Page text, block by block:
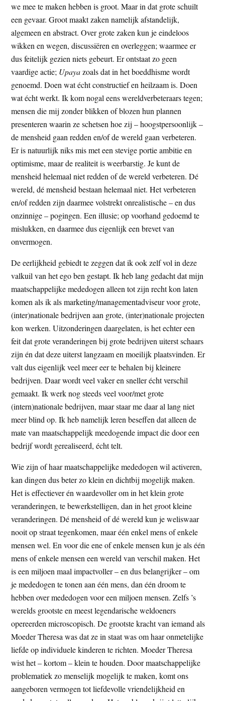
we mee te maken hebben is groot. Maar in dat grote schuilt
een gevaar. Groot maakt zaken namelijk afstandelijk,
algemeen en abstract. Over grote zaken kun je eindeloos
wikken en wegen, discussiëren en overleggen; waarmee er
dus feitelijk gezien niets gebeurt. Er ontstaat zo geen
vaardige actie; Upayazoals dat in het boeddhisme wordt
genoemd. Doen wat écht constructief en heilzaam is. Doen
wat écht werkt. Ik kom nogal eens wereldverbeteraars tegen;
mensen die mij zonder blikken of blozen hun plannen
presenteren waarin ze schetsen hoe zij – hoogstpersoonlijk –
de mensheid gaan redden en/of de wereld gaan verbeteren.
Er is natuurlijk niks mis met een stevige portie ambitie en
optimisme, maar de realiteit is weerbarstig. Je kunt de
mensheid helemaal niet redden of de wereld verbeteren. Dé
wereld, dé mensheid bestaan helemaal niet. Het verbeteren
en/of redden zijn daarmee volstrekt onrealistische – en dus
onzinnige – pogingen. Een illusie; op voorhand gedoemd te
mislukken, en daarmee dus eigenlijk een brevet van
onvermogen.
De eerlijkheid gebiedt te zeggen dat ik ook zelf vol in deze
valkuil van het ego ben gestapt. Ik heb lang gedacht dat mijn
maatschappelijke mededogen alleen tot zijn recht kon laten
komen als ik als marketing/managementadviseur voor grote,
(inter)nationale bedrijven aan grote, (inter)nationale projecten
kon werken. Uitzonderingen daargelaten, is het echter een
feit dat grote veranderingen bij grote bedrijven uiterst schaars
zijn én dat deze uiterst langzaam en moeilijk plaatsvinden. Er
valt dus eigenlijk veel meer eer te behalen bij kleinere
bedrijven. Daar wordt veel vaker en sneller écht verschil
gemaakt. Ik werk nog steeds veel voor/met grote
(intern)nationale bedrijven, maar staar me daar al lang niet
meer blind op. Ik heb namelijk leren beseffen dat alleen de
mate van maatschappelijk meedogende impact die door een
bedrijf wordt gerealiseerd, écht telt.
Wie zijn of haar maatschappelijke mededogen wil activeren,
kan dingen dus beter zo klein en dichtbij mogelijk maken.
Het is effectiever én waardevoller om in het klein grote
veranderingen, te bewerkstelligen, dan in het groot kleine
veranderingen. Dé mensheid of dé wereld kun je weliswaar
nooit op straat tegenkomen, maar één enkel mens of enkele
mensen wel. En voor die ene of enkele mensen kun je als één
mens of enkele mensen een wereld van verschil maken. Het
is een miljoen maal impactvoller – en dus belangrijker – om
je mededogen te tonen aan één mens, dan één droom te
hebben over mededogen voor een miljoen mensen. Zelfs ’s
werelds grootste en meest legendarische weldoeners
opereerden microscopisch. De grootste kracht van iemand als
Moeder Theresa was dat ze in staat was om haar onmetelijke
liefde op individuele kinderen te richten. Moeder Theresa
wist het – kortom – klein te houden. Door maatschappelijke
problematiek zo menselijk mogelijk te maken, komt ons
aangeboren vermogen tot liefdevolle vriendelijkheid en